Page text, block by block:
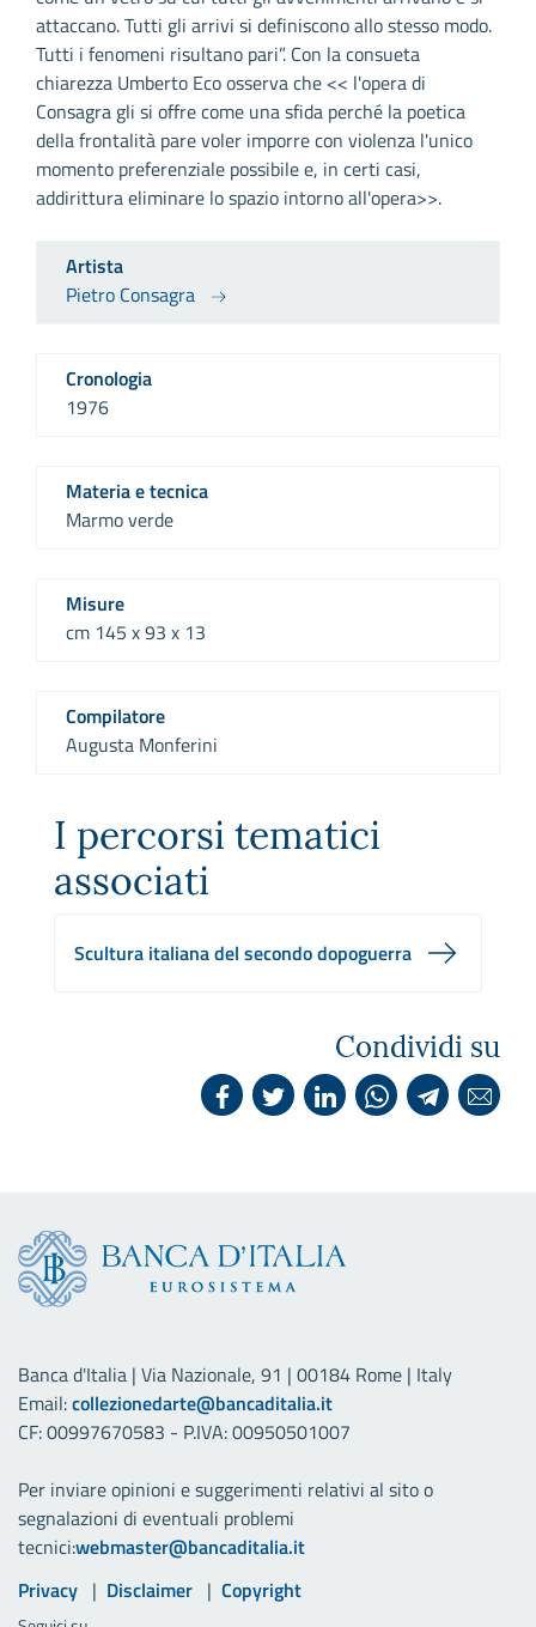
attaccano. Tutti gli arrivi si definiscono allo stesso modo.
Tutti i fenomeni risultano pari”. Con la consueta
chiarezza Umberto Eco osserva che << l'opera di
Consagra gli si offre come una sfida perché la poetica
della frontalità pare voler imporre con violenza l'unico
momento preferenziale possibile e, in certi casi,
addirittura eliminare lo spazio intorno all'opera>>.
Artista
Pietro Consagra
Cronologia
1976
Materia e tecnica
Marmo verde
Misure
cm 145 x 93 x 13
Compilatore
Augusta Monferini
I percorsi tematici
associati
Scultura italiana del secondo dopoguerra
Condividi su
Banca d'Italia | Via Nazionale, 91 | 00184 Rome | Italy
Email:collezionedarte@bancaditalia.it
CF: 00997670583 - P.IVA: 00950501007
Per inviare opinioni e suggerimenti relativi al sito o
segnalazioni di eventuali problemi
tecnici:webmaster@bancaditalia.it
Link utili
Privacy Disclaimer Copyright